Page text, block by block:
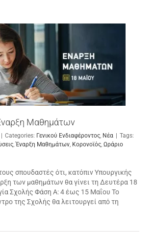
Μαθημάτων
| Categories: Γενικού Ενδιαφέροντος Νέα | Tags:
,Έναρξη Μαθημάτων Κορονοϊός Ωράριο
σπουδαστές ότι, κατόπιν Υπουργικής
των μαθημάτων θα γίνει τη Δευτέρα 18
Σχολής Φάση Α: 4 έως 15 Μαΐου Το
της Σχολής θα λειτουργεί από τη